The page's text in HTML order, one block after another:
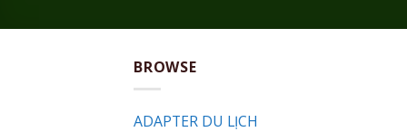
BROWSE
ADAPTER DU LỊCH